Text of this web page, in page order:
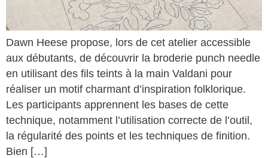
Dawn Heese propose, lors de cet atelier accessible
aux débutants, de découvrir la broderie punch needle
en utilisant des fils teints à la main Valdani pour
réaliser un motif charmant d’inspiration folklorique.
Les participants apprennent les bases de cette
technique, notamment l’utilisation correcte de l’outil,
la régularité des points et les techniques de finition.
Bien […]